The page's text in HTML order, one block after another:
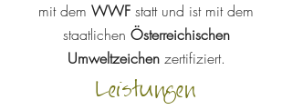
mit dem WWF statt und ist mit dem
staatlichen Österreichischen
Umweltzeichen zertifiziert.
Leistungen